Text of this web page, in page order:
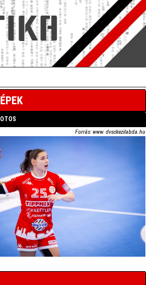
Forrás: www. dvsckezilabda.hu